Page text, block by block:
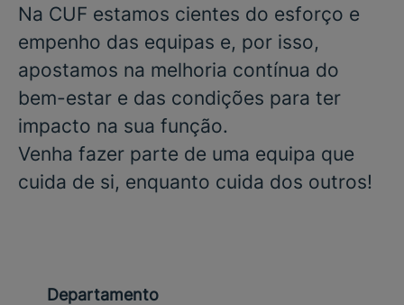
Na CUF estamos cientes do esforço e
empenho das equipas e, por isso,
apostamos na melhoria contínua do
bem-estar e das condições para ter
impacto na sua função.
Venha fazer parte de uma equipa que
cuida de si, enquanto cuida dos outros!
Departamento